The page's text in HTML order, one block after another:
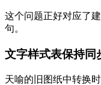
这个问题正好对应了
句。
文字样式表保持同
天喻的旧图纸中转换